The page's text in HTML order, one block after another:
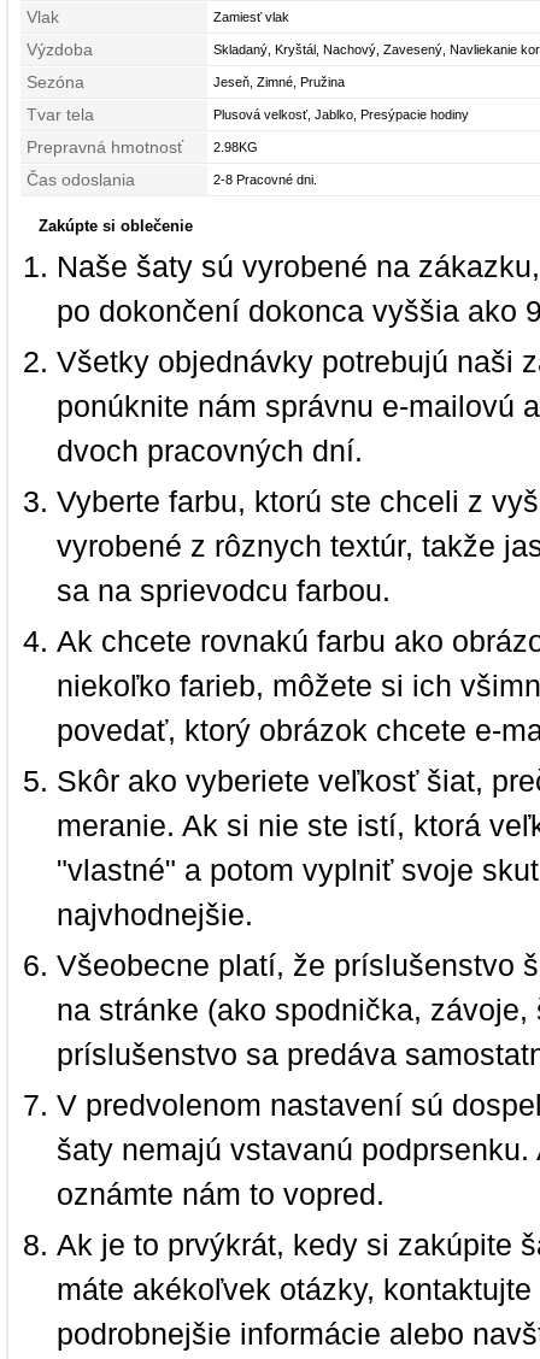
Vlak Zamiesť vlak
Výzdoba Skladaný, Kryštál, Nachový, Zavesený, Navliekanie
Sezóna Jeseň, Zimné, Pružina
Tvar tela Plusová velkosť, Jablko, Presýpacie hodiny
Prepravná hmotnosť 2.98KG
Čas odoslania 2-8 Pracovné dni.
Zakúpte si oblečenie
Naše šaty sú vyrobené na
po dokončení dokonca vyššia ako
Všetky objednávky potrebujú naši
ponúknite nám správnu e-mailovú
dvoch pracovných dní.
Vyberte farbu, ktorú ste chceli z
vyrobené z rôznych textúr, takže
sa na sprievodcu farbou.
Ak chcete rovnakú farbu ako
niekoľko farieb, môžete si ich
povedať, ktorý obrázok chcete e-
Skôr ako vyberiete veľkosť šiat,
meranie. Ak si nie ste istí, ktorá
"vlastné" a potom vyplniť svoje
najvhodnejšie.
Všeobecne platí, že príslušenstvo
na stránke (ako spodnička,
príslušenstvo sa predáva
V predvolenom nastavení sú
šaty nemajú vstavanú
oznámte nám to vopred.
Ak je to prvýkrát, kedy si zakúpite
máte akékoľvek otázky,
podrobnejšie informácie alebo